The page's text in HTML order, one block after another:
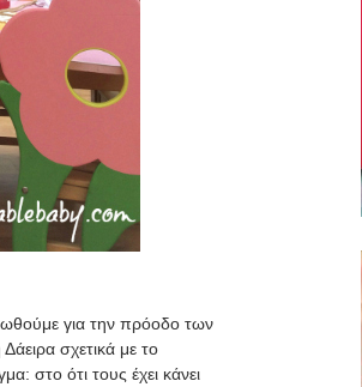
για την πρόοδο των
σχετικά με το
στο ότι τους έχει κάνει